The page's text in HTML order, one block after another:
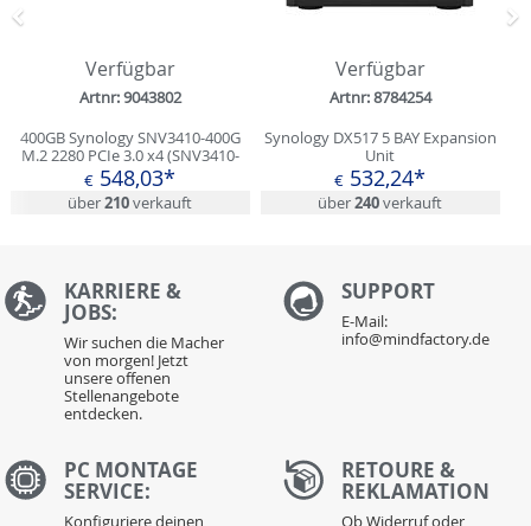
Verfügbar
Artnr: 9043802
400GB Synology SNV3410-400G
M.2 2280 PCIe 3.0 x4 (SNV3410-
400G)
€ 548,03*
über210verkauft
Verfügbar
Artnr: 8784254
Synology DX517 5 BAY Expansion
Unit
€ 532,24*
über240verkauft
Zurück
KARRIERE &
JOBS:
Wir suchen die Macher
von morgen! Jetzt
unsere offenen
Stellenangebote
entdecken.
SUPPORT
E-Mail:
info@mindfactory.de
PC MONTAGE
SERVICE:
Konfiguriere deinen
RETOURE &
REKLAMATION
Ob Widerruf oder